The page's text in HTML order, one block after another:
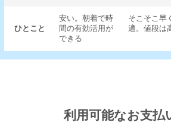
ひとこと
安い。朝着で時
間の有効活用が
できる
そこそこ早
適。値段は
利用可能なお支払